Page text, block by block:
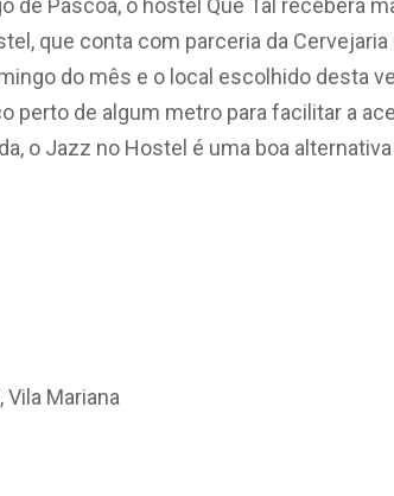
que conta com parceria da
do mês e o local escolhido desta
perto de algum metro para facilitar a
o Jazz no Hostel é uma boa
Vila Mariana